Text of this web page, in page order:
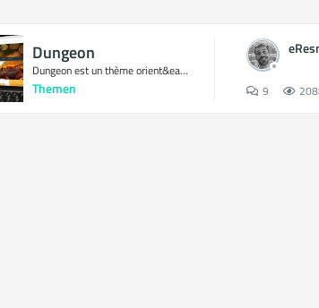
Dungeon
Dungeon est un thème orient&ea...
Themen 9